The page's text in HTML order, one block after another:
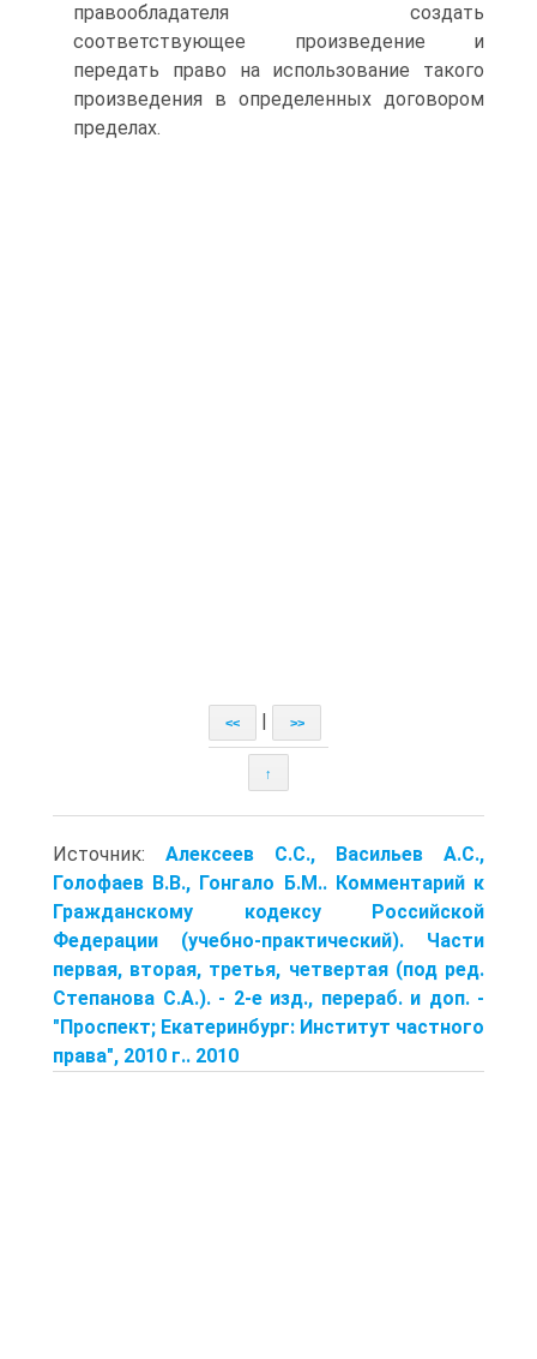
правообладателя создать
соответствующее произведение и
передать право на использование такого
произведения в определенных договором
пределах.
<< >>
↑
Источник: Алексеев С.С., Васильев А.С.,
Голофаев В.В., Гонгало Б.М.. Комментарий к
Гражданскому кодексу Российской
Федерации (учебно-практический). Части
первая, вторая, третья, четвертая (под ред.
Степанова С.А.). - 2-е изд., перераб. и доп. -
"Проспект; Екатеринбург: Институт частного
права", 2010 г.. 2010